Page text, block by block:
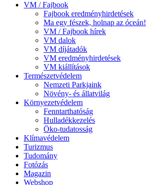
VM / Fajbook
Fajbook eredményhirdetések
Ma egy fészek, holnap az óceán!
VM / Fajbook hírek
VM dalok
VM díjátadók
VM eredményhirdetések
VM kiállítások
Természetvédelem
Nemzeti Parkjaink
Növény- és állatvilág
Környezetvédelem
Fenntarthatóság
Hulladékkezelés
Öko-tudatosság
Klímavédelem
Turizmus
Tudomány
Fotózás
Magazin
Webshop